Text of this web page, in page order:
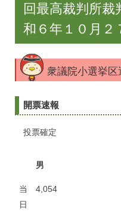
回最高裁判所裁
和６年１０月２
衆議院小選挙区
開票速報
投票確定
男
当
日
4,054